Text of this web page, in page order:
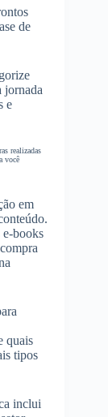
de
jornada
e
realizadas
você
em
books
quais
tipos
inclui